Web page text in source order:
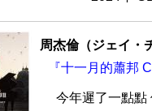
周杰倫（ジェイ・
『十一月的蕭邦
今年遲了一點點